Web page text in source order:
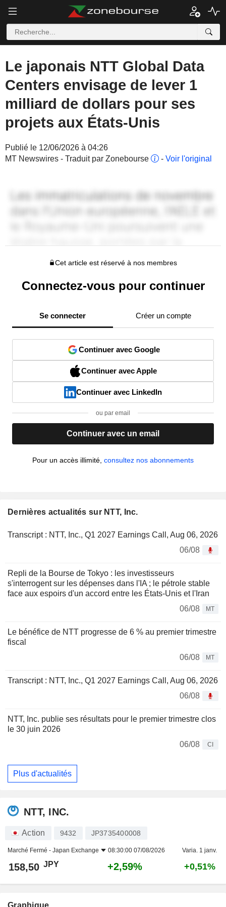
Le japonais NTT Global Data
Centers envisage de lever 1
milliard de dollars pour ses
projets aux États-Unis
Publié le 12/06/2026 à 04:26
MT Newswires - Traduit par Zonebourse
- Voir l'original
Cet article est réservé à nos membres
Connectez-vous pour continuer
Se connecter Créer un compte
Continuer avec Google
Continuer avec Apple
Continuer avec LinkedIn
ou par email
Continuer avec un email
Pour un accès illimité, consultez nos abonnements
Dernières actualités sur NTT, Inc.
Transcript : NTT, Inc., Q1 2027 Earnings Call, Aug 06, 2026
06/08
Repli de la Bourse de Tokyo : les investisseurs
s'interrogent sur les dépenses dans l'IA ; le pétrole stable
face aux espoirs d'un accord entre les États-Unis et l'Iran
06/08
MT
Le bénéfice de NTT progresse de 6 % au premier trimestre
fiscal
06/08
MT
Transcript : NTT, Inc., Q1 2027 Earnings Call, Aug 06, 2026
06/08
NTT, Inc. publie ses résultats pour le premier trimestre clos
le 30 juin 2026
06/08
CI
Plus d'actualités
NTT, INC.
Action 9432 JP3735400008
Marché Fermé - Japan Exchange 08:30:00 07/08/2026 Varia. 1 janv.
158,50 JPY +2,59% +0,51%